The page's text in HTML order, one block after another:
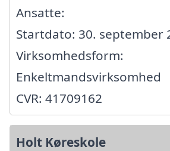
Ansatte:
Startdato: 30. september
Virksomhedsform:
Enkeltmandsvirksomhed
CVR: 41709162
Holt Køreskole